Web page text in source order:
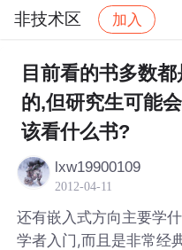
非技术区 加入
社区 非技术区 帖
目前看的书多数
的,但研究生可能
该看什么书?
lxw19900109
2012-04-11
还有嵌入式方向主要学
学者入门,而且是非常经